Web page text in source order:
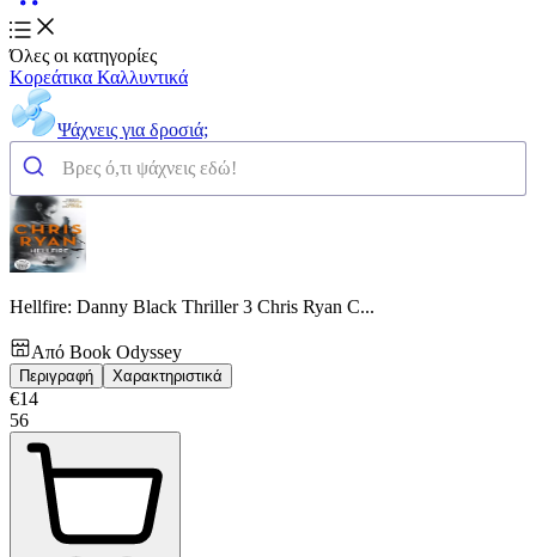
Όλες οι κατηγορίες
Κορεάτικα Καλλυντικά
Ψάχνεις για δροσιά;
Hellfire: Danny Black Thriller 3 Chris Ryan C...
Από Book Odyssey
Περιγραφή Χαρακτηριστικά
€14
56